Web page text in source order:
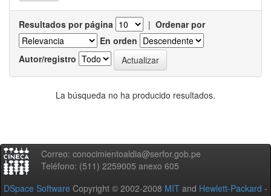
Resultados por página | Ordenar por
En orden
Autor/registro
La búsqueda no ha producido resultados.
Correo: conocimientoaldia@serfor.gob.pe
Teléfono: (511) 2259005 anexo 605
DSpace Software Copyright © 2002-2008 MIT and Hewlett-Packard -